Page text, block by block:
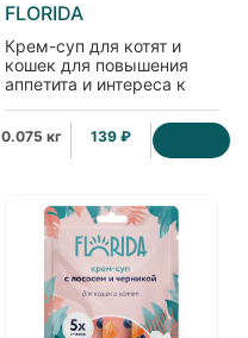
FLORIDA
Крем-суп для котят и
кошек для повышения
аппетита и интереса к
корму с курицей и
кошачьей мятой, 75г
0.075 кг 139 ₽